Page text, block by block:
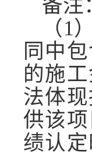
备注
（ 1
同中
的施
法体
供该
绩认